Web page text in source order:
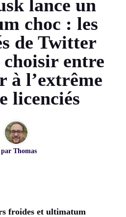
lance un
choc : les
de Twitter
choisir entre
à l’extrême
licenciés
Thomas
froides et ultimatum